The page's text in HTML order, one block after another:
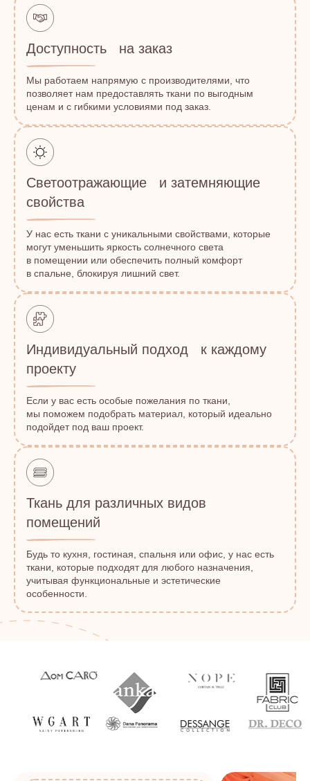
Доступность на заказ
Мы работаем напрямую с производителями, что
позволяет нам предоставлять ткани по выгодным
ценам и с гибкими условиями под заказ.
Светоотражающие и затемняющие
свойства
У нас есть ткани с уникальными свойствами, которые
могут уменьшить яркость солнечного света
в помещении или обеспечить полный комфорт
в спальне, блокируя лишний свет.
Индивидуальный подход к каждому
проекту
Если у вас есть особые пожелания по ткани,
мы поможем подобрать материал, который идеально
подойдет под ваш проект.
Ткань для различных видов
помещений
Будь то кухня, гостиная, спальня или офис, у нас есть
ткани, которые подходят для любого назначения,
учитывая функциональные и эстетические
особенности.